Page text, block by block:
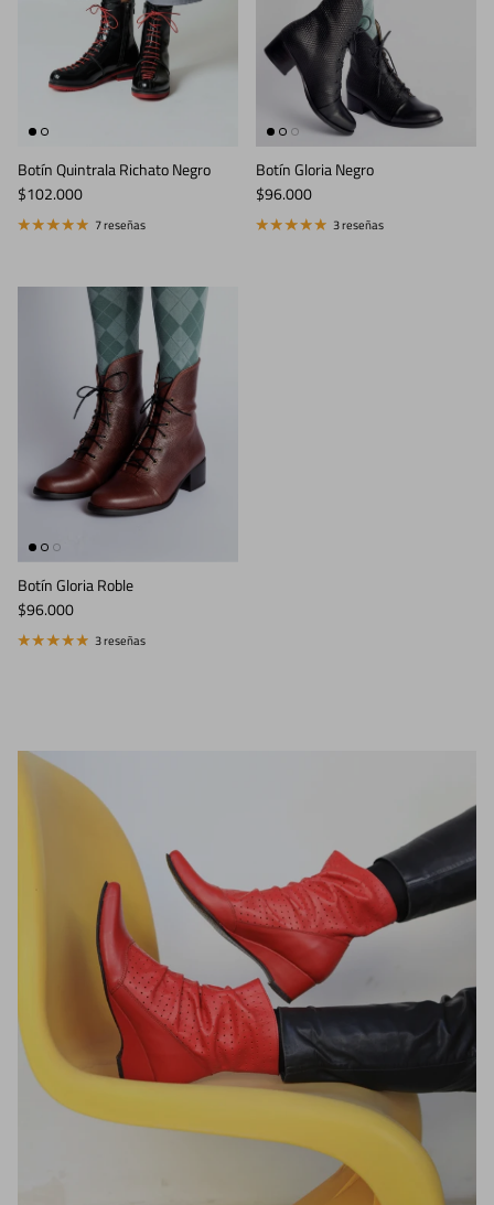
Botín Quintrala Richato Negro
Precio normal
$102.000
7 reseñas
Botín Gloria Negro
Precio normal
$96.000
3 reseñas
Botín Gloria Roble
Precio normal
$96.000
3 reseñas